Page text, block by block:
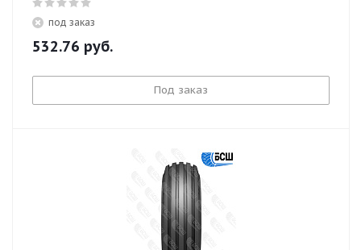
под заказ
532.76 руб.
Под заказ